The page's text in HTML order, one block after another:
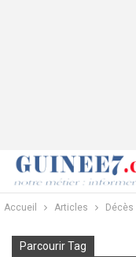
Accueil Articles Décès
Parcourir Tag